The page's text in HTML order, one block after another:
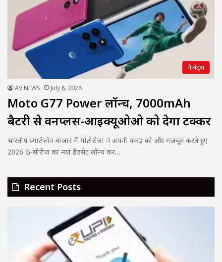
गैजेट्स
AV NEWS July 8, 2026
Moto G77 Power लॉन्च, 7000mAh
बैटरी से वनप्लस-आईक्यूओओ को देगा टक्कर
भारतीय स्मार्टफोन बाजार में मोटोरोला ने अपनी पकड़ को और मजबूत करते हुए
2026 G-सीरीज का नया हैंडसेट लॉन्च कर…
Recent Posts